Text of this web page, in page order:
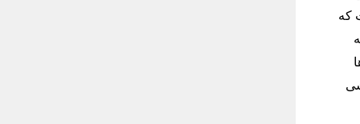
داشت که